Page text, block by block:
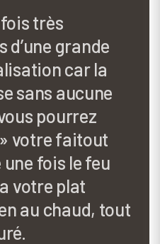
très
d’une grande
car la
sans aucune
pourrez
votre faitout
une fois le feu
votre plat
au chaud, tout